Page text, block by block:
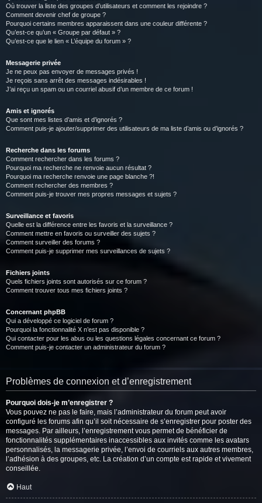
Où trouver la liste des groupes d’utilisateurs et comment les rejoindre ?
Comment devenir chef de groupe ?
Pourquoi certains membres apparaissent dans une couleur différente ?
Qu’est-ce qu’un « Groupe par défaut » ?
Qu’est-ce que le lien « L’équipe du forum » ?
Messagerie privée
Je ne peux pas envoyer de messages privés !
Je reçois sans arrêt des messages indésirables !
J’ai reçu un spam ou un courriel abusif d’un membre de ce forum !
Amis et ignorés
Que sont mes listes d’amis et d’ignorés ?
Comment puis-je ajouter/supprimer des utilisateurs de ma liste d’amis ou d’ignorés ?
Recherche dans les forums
Comment rechercher dans les forums ?
Pourquoi ma recherche ne renvoie aucun résultat ?
Pourquoi ma recherche renvoie une page blanche ?!
Comment rechercher des membres ?
Comment puis-je trouver mes propres messages et sujets ?
Surveillance et favoris
Quelle est la différence entre les favoris et la surveillance ?
Comment mettre en favoris ou surveiller des sujets ?
Comment surveiller des forums ?
Comment puis-je supprimer mes surveillances de sujets ?
Fichiers joints
Quels fichiers joints sont autorisés sur ce forum ?
Comment trouver tous mes fichiers joints ?
Concernant phpBB
Qui a développé ce logiciel de forum ?
Pourquoi la fonctionnalité X n’est pas disponible ?
Qui contacter pour les abus ou les questions légales concernant ce forum ?
Comment puis-je contacter un administrateur du forum ?
Problèmes de connexion et d’enregistrement
Pourquoi dois-je m’enregistrer ?
Vous pouvez ne pas le faire, mais l’administrateur du forum peut avoir
configuré les forums afin qu’il soit nécessaire de s’enregistrer pour poster des
messages. Par ailleurs, l’enregistrement vous permet de bénéficier de
fonctionnalités supplémentaires inaccessibles aux invités comme les avatars
personnalisés, la messagerie privée, l’envoi de courriels aux autres membres,
l’adhésion à des groupes, etc. La création d’un compte est rapide et vivement
conseillée.
Haut